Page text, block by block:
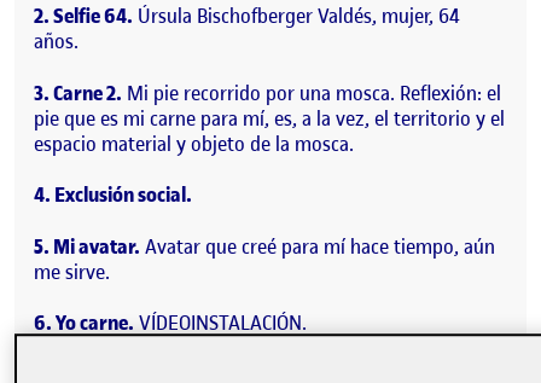
2. Selfie 64. Úrsula Bischofberger Valdés, mujer, 64
años.
3. Carne 2. Mi pie recorrido por una mosca. Reflexión: el
pie que es mi carne para mí, es, a la vez, el territorio y el
espacio material y objeto de la mosca.
4. Exclusión social.
5. Mi avatar. Avatar que creé para mí hace tiempo, aún
me sirve.
6. Yo carne. VÍDEOINSTALACIÓN.